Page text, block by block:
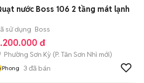
nước Boss 106 2 tầng mát lạnh
sử dụng Boss
đ
Phường Sơn Kỳ (P. Tân Sơn Nhì mới)
Phong 3 đã bán